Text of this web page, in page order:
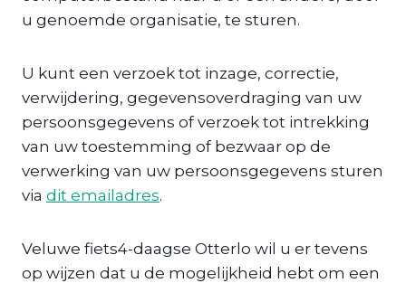
u genoemde organisatie, te sturen.
U kunt een verzoek tot inzage, correctie,
verwijdering, gegevensoverdraging van uw
persoonsgegevens of verzoek tot intrekking
van uw toestemming of bezwaar op de
verwerking van uw persoonsgegevens sturen
via dit emailadres.
Veluwe fiets4-daagse Otterlo wil u er tevens
op wijzen dat u de mogelijkheid hebt om een